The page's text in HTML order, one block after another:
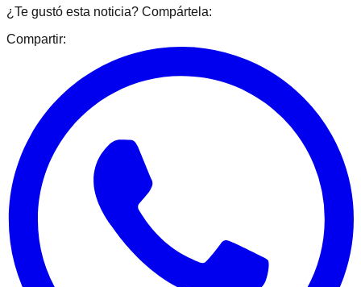
¿Te gustó esta noticia? Compártela:
Compartir: